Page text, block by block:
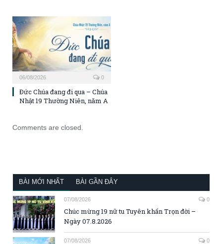
06/08/2026 0
Đức Chúa đang đi qua – Chúa
Nhật 19 Thường Niên, năm A
Comments are closed.
BÀI MỚI NHẤT BÀI GẦN ĐÂY
07/08/2026 0
Chúc mừng 19 nữ tu Tuyên khấn Trọn đời –
Ngày 07.8.2026
07/08/2026 0